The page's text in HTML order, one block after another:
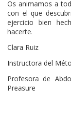
Os animamos a
con el que
ejercicio bien
hacerte.
Clara Ruiz
Instructora del
Profesora de
Preasure